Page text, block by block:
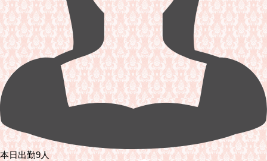
本日出勤9人